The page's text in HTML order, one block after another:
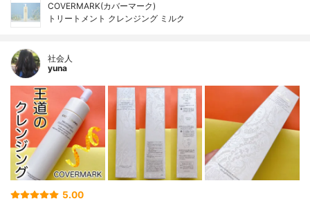
COVERMARK(カバーマーク)
トリートメント クレンジング ミルク
社会人
yuna
5.00